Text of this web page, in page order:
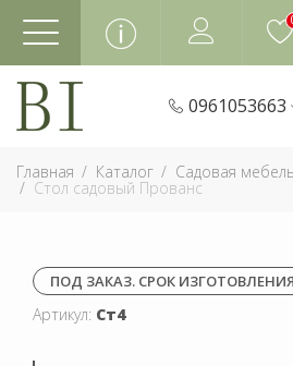
0961053663
Главная Каталог Садовая мебель
Стол садовый Прованс
ПОД ЗАКАЗ. СРОК
Артикул: Ст4